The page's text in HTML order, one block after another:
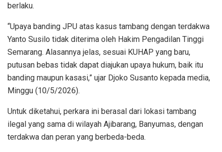
berlaku.
“Upaya banding JPU atas kasus tambang dengan terdakwa
Yanto Susilo tidak diterima oleh Hakim Pengadilan Tinggi
Semarang. Alasannya jelas, sesuai KUHAP yang baru,
putusan bebas tidak dapat diajukan upaya hukum, baik itu
banding maupun kasasi,” ujar Djoko Susanto kepada media,
Minggu (10/5/2026).
Untuk diketahui, perkara ini berasal dari lokasi tambang
ilegal yang sama di wilayah Ajibarang, Banyumas, dengan
terdakwa dan peran yang berbeda-beda.